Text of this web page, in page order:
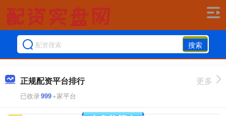
搜索
正规配资平台排行
已收录999+家平台
更多